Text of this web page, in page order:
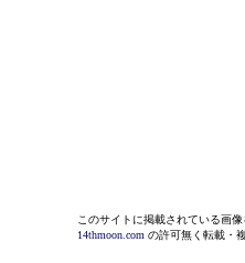
このサイトに掲載されている画像
14thmoon.com の許可無く転載・